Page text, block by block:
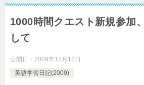
1000時間クエスト新規参加
して
公開日： 2009年12月12日
英語学習日記(2009)